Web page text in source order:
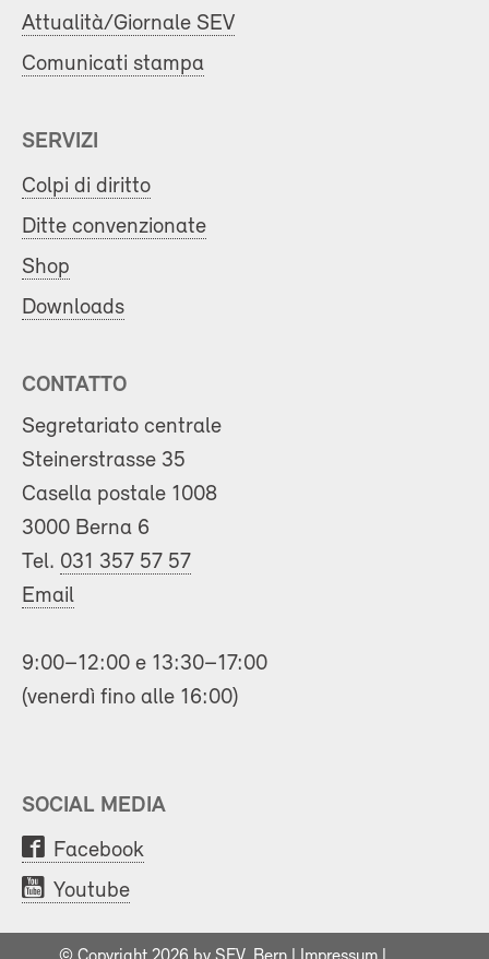
Attualità/Giornale SEV
Comunicati stampa
SERVIZI
Colpi di diritto
Ditte convenzionate
Shop
Downloads
CONTATTO
Segretariato centrale
Steinerstrasse 35
Casella postale 1008
3000 Berna 6
Tel. 031 357 57 57
Email
9:00–12:00 e 13:30–17:00
(venerdì fino alle 16:00)
SOCIAL MEDIA
Facebook
Youtube